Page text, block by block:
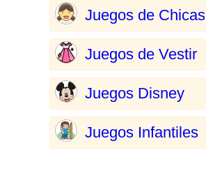
Juegos de Chicas
Juegos de Vestir
Juegos Disney
Juegos Infantiles